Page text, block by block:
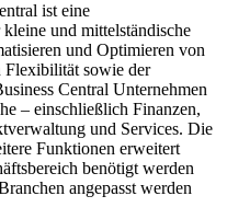
ist eine
und mittelständische
und Optimieren von
Flexibilität sowie der
Central Unternehmen
– einschließlich Finanzen,
und Services. Die
Funktionen erweitert
benötigt werden
angepasst werden